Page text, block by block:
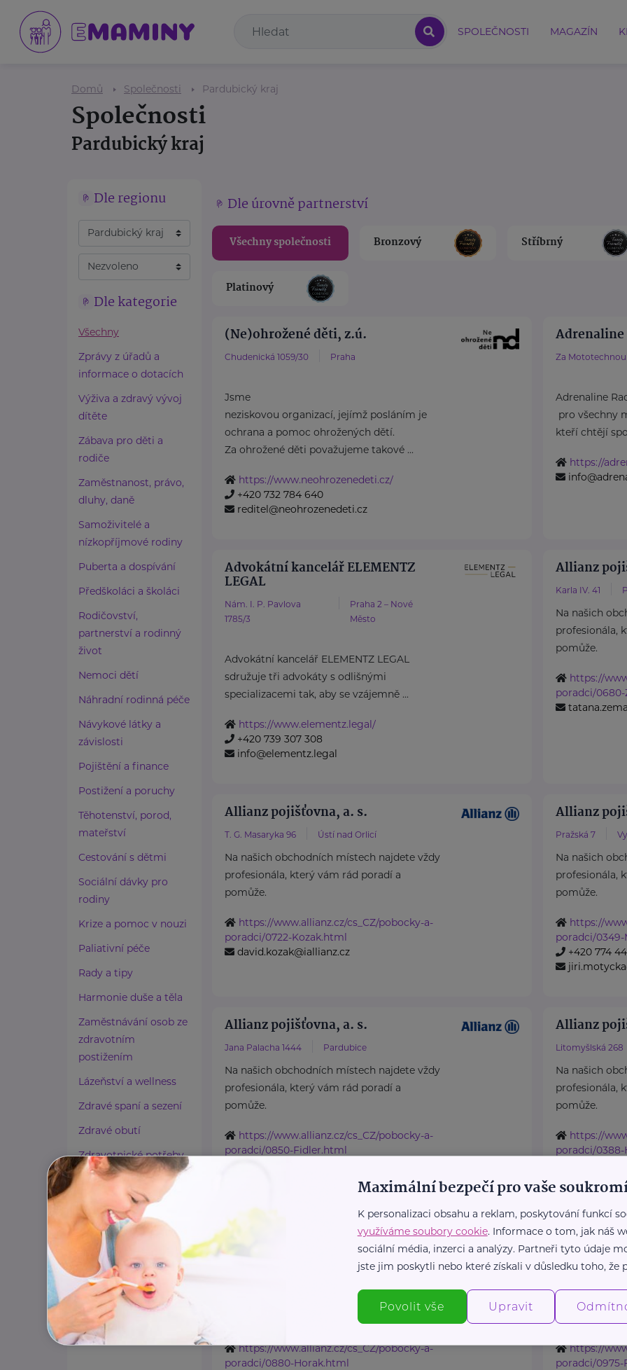
SPOLEČNOSTI MAGAZÍN
Domů Společnosti Pardubický kraj
Společnosti
Pardubický kraj
Dle regionu
Dle kategorie
Všechny
Zprávy z úřadů a
informace o dotacích
Výživa a zdravý vývoj
dítěte
Zábava pro děti a
rodiče
Zaměstnanost, právo,
dluhy, daně
Samoživitelé a
nízkopříjmové rodiny
Puberta a dospívání
Předškoláci a školáci
Rodičovství,
partnerství a rodinný
život
Nemoci dětí
Náhradní rodinná péče
Návykové látky a
závislosti
Pojištění a finance
Postižení a poruchy
Těhotenství, porod,
mateřství
Cestování s dětmi
Sociální dávky pro
rodiny
Krize a pomoc v nouzi
Paliativní péče
Rady a tipy
Harmonie duše a těla
Zaměstnávání osob ze
zdravotním
postižením
Lázeňství a wellness
Zdravé spaní a sezení
Zdravé obutí
Zdravotnické potřeby
Cestování
Propojování generací
Dle úrovně partnerství
Všechny společnosti Bronzový Stříbrný
Platinový
(Ne)ohrožené děti, z.ú.
Chudenická 1059/30 Praha
Jsme
neziskovou organizací, jejímž posláním je
ochrana a pomoc ohrožených dětí.
Za ohrožené děti považujeme takové ...
https://www.neohrozenedeti.cz/
+420 732 784 640
reditel@neohrozenedeti.cz
Adrenaline
Za Mototechnou
Adrenaline
pro všechny
kteří chtějí
https://
Advokátní kancelář ELEMENTZ
LEGAL
Nám. I. P. Pavlova
1785/3
Praha 2 – Nové
Město
Advokátní kancelář ELEMENTZ LEGAL
sdružuje tři advokáty s odlišnými
specializacemi tak, aby se vzájemně ...
https://www.elementz.legal/
+420 739 307 308
info@elementz.legal
Allianz
Karla IV. 41
Na našich
profesionála,
pomůže.
https://
poradci/
Allianz pojišťovna, a. s.
T. G. Masaryka 96 Ústí nad Orlicí
Na našich obchodních místech najdete vždy
profesionála, který vám rád poradí a
pomůže.
https://www.allianz.cz/cs_CZ/pobocky-a-
poradci/0722-Kozak.html
david.kozak@iallianz.cz
Allianz
Pražská 7
Na našich
profesionála,
pomůže.
https://
poradci/
+420 774
Allianz pojišťovna, a. s.
Jana Palacha 1444 Pardubice
Na našich obchodních místech najdete vždy
profesionála, který vám rád poradí a
pomůže.
https://www.allianz.cz/cs_CZ/pobocky-a-
poradci/0850-Fidler.html
Allianz
Litomyšlská 268
Na našich
profesionála,
pomůže.
https://
poradci/
Allianz pojišťovna, a. s.
profesionála, který vám rád poradí a
https://www.allianz.cz/cs_CZ/pobocky-a-
poradci/0880-Horak.html
Allianz
kpt. Bartoše 499
profesionála,
pomůže.
https://
poradci/
Maximální bezpečí pro vaše
K personalizaci obsahu a reklam, poskytování funkcí
využíváme soubory cookie. Informace o tom, jak náš
sociální média, inzerci a analýzy. Partneři tyto údaje
jste jim poskytli nebo které získali v důsledku toho, že
Povolit vše Upravit